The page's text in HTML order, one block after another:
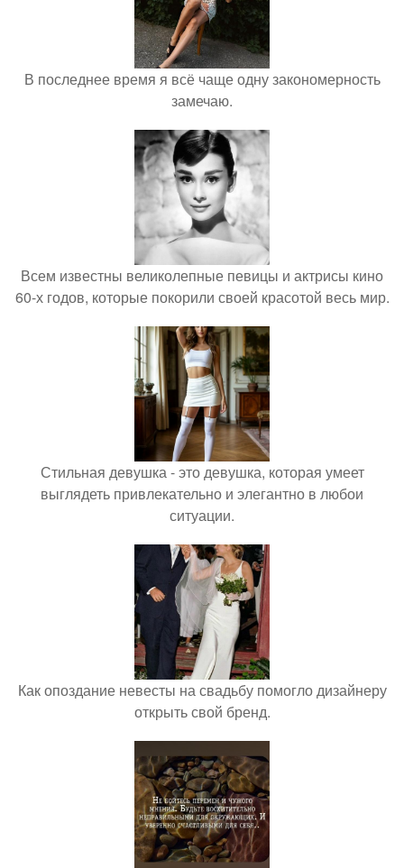
В последнее время я всё чаще одну закономерность
замечаю.
Всем известны великолепные певицы и актрисы кино
60-х годов, которые покорили своей красотой весь мир.
Стильная девушка - это девушка, которая умеет
выглядеть привлекательно и элегантно в любои
ситуации.
Как опоздание невесты на свадьбу помогло дизайнеру
открыть свой бренд.